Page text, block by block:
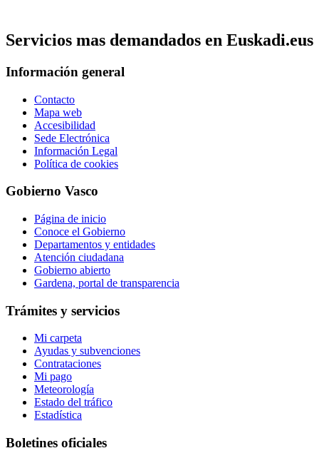
Servicios mas demandados en Euskadi.eus
Información general
Contacto
Mapa web
Accesibilidad
Sede Electrónica
Información Legal
Política de cookies
Gobierno Vasco
Página de inicio
Conoce el Gobierno
Departamentos y entidades
Atención ciudadana
Gobierno abierto
Gardena, portal de transparencia
Trámites y servicios
Mi carpeta
Ayudas y subvenciones
Contrataciones
Mi pago
Meteorología
Estado del tráfico
Estadística
Boletines oficiales